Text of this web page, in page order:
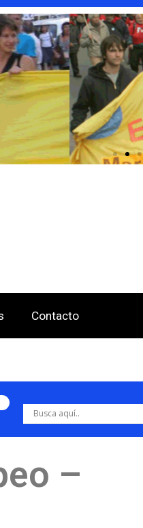
Contacto
–